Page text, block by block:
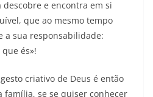
e encontra em si
que ao mesmo tempo
a sua responsabilidade:
és»!
criativo de Deus é então
família, se se quiser conhecer